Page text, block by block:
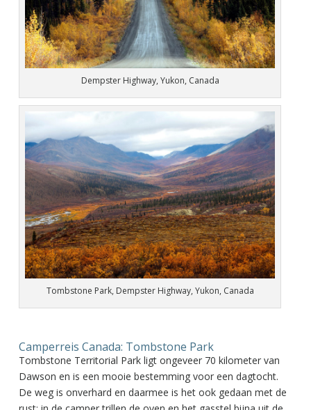
Dempster Highway, Yukon, Canada
Tombstone Park, Dempster Highway, Yukon, Canada
Camperreis Canada: Tombstone Park
Tombstone Territorial Park ligt ongeveer 70 kilometer van
Dawson en is een mooie bestemming voor een dagtocht.
De weg is onverhard en daarmee is het ook gedaan met de